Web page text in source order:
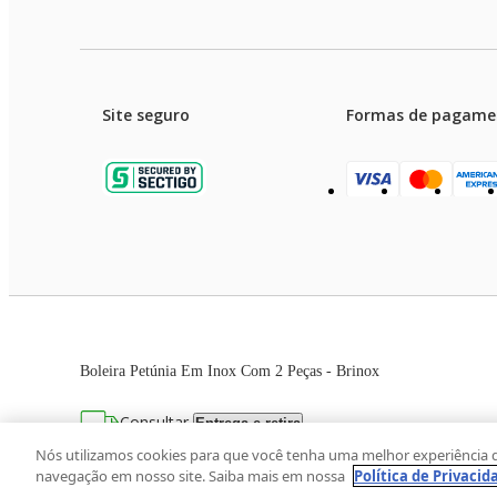
Boleira Petúnia Em Inox Com 2 Peças - Brinox
Consultar Entrega e retira
Site seguro Formas de
Preços e condições de
As imagens dos produtos são meramente
Avenida Zaki Narchi, nº 1650, sobreloja,
Nós utilizamos cookies para que você tenha uma melhor experiência
navegação em nosso site. Saiba mais em nossa Política de